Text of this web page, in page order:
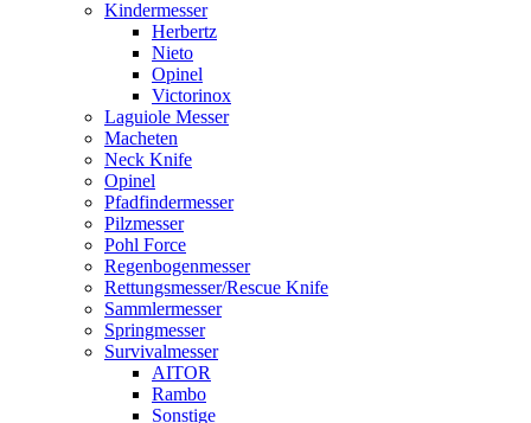
Kindermesser
Herbertz
Nieto
Opinel
Victorinox
Laguiole Messer
Macheten
Neck Knife
Opinel
Pfadfindermesser
Pilzmesser
Pohl Force
Regenbogenmesser
Rettungsmesser/Rescue Knife
Sammlermesser
Springmesser
Survivalmesser
AITOR
Rambo
Sonstige